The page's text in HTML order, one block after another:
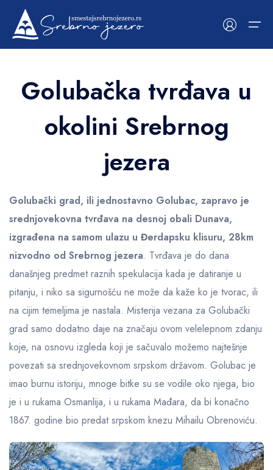
Početna
Smeštaji
Kategorije
Vile
Sobe
Mapa smeštaja
O Srebrnom jezeru
Kategorije
Uopšteno o jezeru
Lepenski Vir
Ramska tvrđava
Golubačka tvrđava
Galerija fotografija
Golubačka tvrđava u
okolini Srebrnog
jezera
Golubački grad, ili jednostavno Golubac, zapravo je
srednjovekovna tvrđava na desnoj obali Dunava,
izgrađena na samom ulazu u Đerdapsku klisuru, 28km
nizvodno od Srebrnog jezera. Tvrđava je do dana
današnjeg predmet raznih spekulacija kada je datiranje u
pitanju, i niko sa sigurnošću ne može da kaže ko je tvorac, ili
na cijim temeljima je nastala. Misterija vezana za Golubački
grad samo dodatno daje na značaju ovom velelepnom zdanju
koje, na osnovu izgleda koji je sačuvalo možemo najtešnje
povezati sa srednjovekovnom srpskom državom. Golubac je
imao burnu istoriju, mnoge bitke su se vodile oko njega, bio
je i u rukama Osmanlija, i u rukama Mađara, da bi konačno
1867. godine bio predat srpskom knezu Mihailu Obrenoviću.